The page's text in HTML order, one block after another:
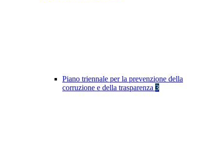
Piano triennale per la prevenzione della
corruzione e della trasparenza 3